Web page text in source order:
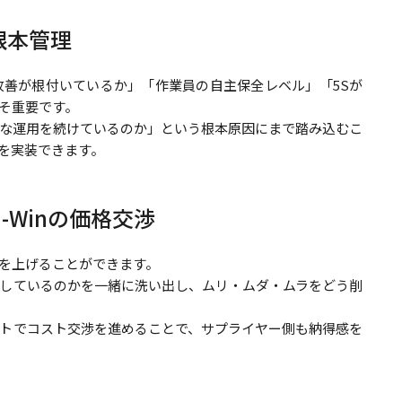
本管理
が根付いているか」「作業員の自主保全レベル」「5Sが
要です。
運用を続けているのか」という根本原因にまで踏み込むこ
装できます。
Winの価格交渉
げることができます。
ているのかを一緒に洗い出し、ムリ・ムダ・ムラをどう削
でコスト交渉を進めることで、サプライヤー側も納得感を